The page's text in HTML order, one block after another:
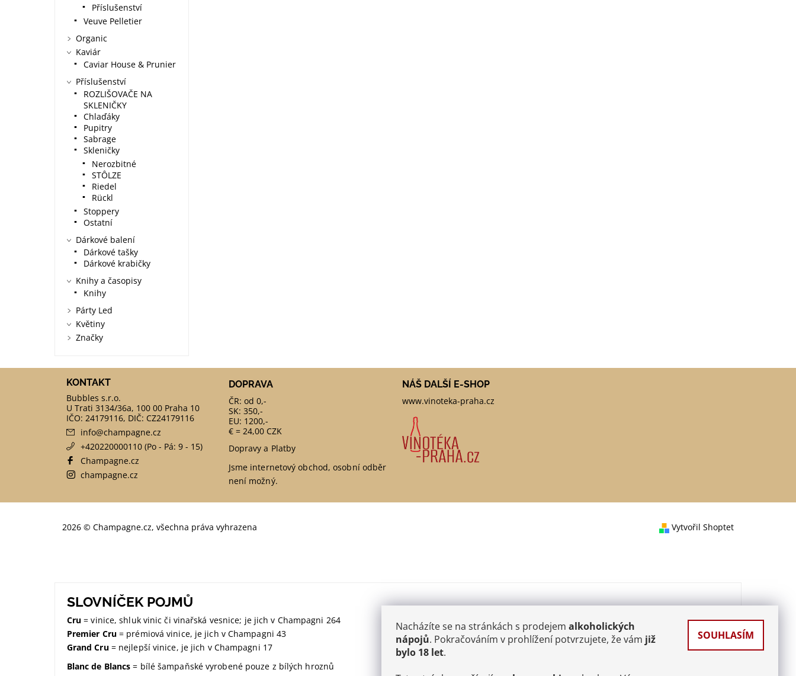
Příslušenství
Veuve Pelletier
Organic
Kaviár
Caviar House & Prunier
Příslušenství
ROZLIŠOVAČE NA
SKLENIČKY
Chlaďáky
Pupitry
Sabrage
Skleničky
Nerozbitné
STÔLZE
Riedel
Rückl
Stoppery
Ostatní
Dárkové balení
Dárkové tašky
Dárkové krabičky
Knihy a časopisy
Knihy
Párty Led
Květiny
Značky
KONTAKT
info@champagne.cz
+420220000110 (Po - Pá: 9 - 15)
Champagne.cz
champagne.cz
DOPRAVA
ČR: od 0,-
SK: 350,-
EU: 1200,-
€ = 24,00 CZK
Dopravy a Platby
Jsme internetový obchod, osobní odběr
není možný.
NÁŠ DALŠÍ E-SHOP
www.vinoteka-praha.cz
2026 © Champagne.cz, všechna práva vyhrazena Vytvořil Shoptet
SLOVNÍČEK POJMŮ
Cru = vinice, shluk vinic či vinařská vesnice; je jich v Champagni 264
Premier Cru= prémiová vinice, je jich v Champagni 43
Grand Cru= nejlepší vinice, je jich v Champagni 17
Blanc de Blancs = bílé šampaňské vyrobené pouze z bílých hroznů
Nacházíte se na stránkách s prodejem alkoholických
nápojů. Pokračováním v prohlížení potvrzujete, že vám již
bylo 18 let.
SOUHLASÍM